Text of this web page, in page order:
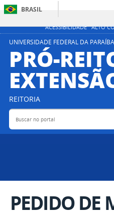
ACESSIBILIDADE ALTO
BRASIL
UNIVERSIDADE FEDERAL DA
PRÓ-
REITORIA
Buscar no portal
PEDIDO DE